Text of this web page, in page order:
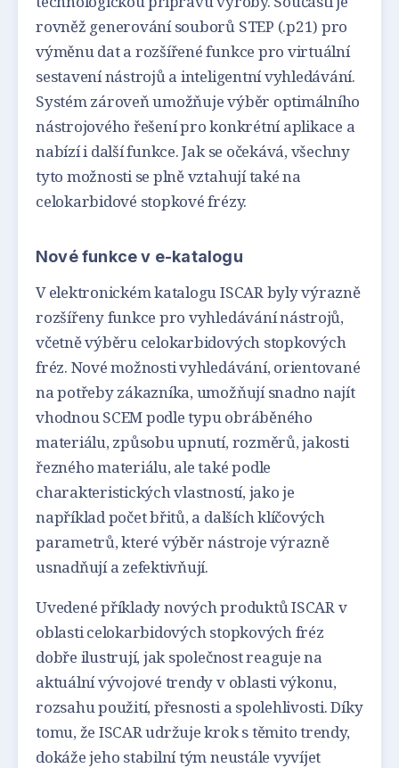
rovněž generování souborů STEP (.p21) pro
výměnu dat a rozšířené funkce pro virtuální
sestavení nástrojů a inteligentní vyhledávání.
Systém zároveň umožňuje výběr optimálního
nástrojového řešení pro konkrétní aplikace a
nabízí i další funkce. Jak se očekává, všechny
tyto možnosti se plně vztahují také na
celokarbidové stopkové frézy.
Nové funkce v e-katalogu
V elektronickém katalogu ISCAR byly výrazně
rozšířeny funkce pro vyhledávání nástrojů,
včetně výběru celokarbidových stopkových
fréz. Nové možnosti vyhledávání, orientované
na potřeby zákazníka, umožňují snadno najít
vhodnou SCEM podle typu obráběného
materiálu, způsobu upnutí, rozměrů, jakosti
řezného materiálu, ale také podle
charakteristických vlastností, jako je
například počet břitů, a dalších klíčových
parametrů, které výběr nástroje výrazně
usnadňují a zefektivňují.
Uvedené příklady nových produktů ISCAR v
oblasti celokarbidových stopkových fréz
dobře ilustrují, jak společnost reaguje na
aktuální vývojové trendy v oblasti výkonu,
rozsahu použití, přesnosti a spolehlivosti. Díky
tomu, že ISCAR udržuje krok s těmito trendy,
dokáže jeho stabilní tým neustále vyvíjet